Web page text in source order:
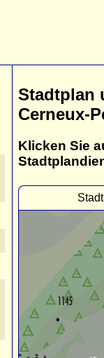
Stadtplan
Cerneux-
Klicken Sie